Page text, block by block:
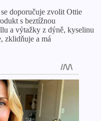
doporučuje zvolit Ottie
s beztížnou
a výtažky z dýně, kyselinu
zklidňuje a má